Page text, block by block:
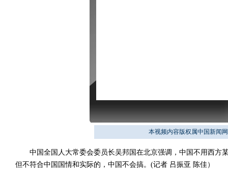
本视频内容版权属中国新闻
中国全国人大常委会委员长吴邦国在北京强调，中国不用西方
但不符合中国国情和实际的，中国不会搞。(记者 吕振亚 陈佳）